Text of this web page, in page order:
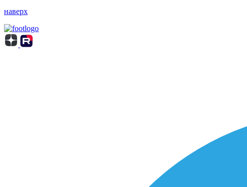
наверх